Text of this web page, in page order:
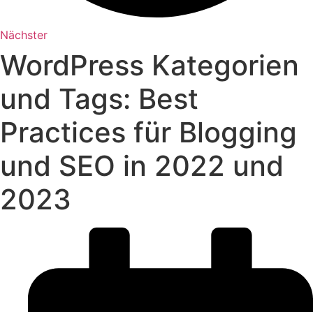
Nächster
WordPress Kategorien
und Tags: Best
Practices für Blogging
und SEO in 2022 und
2023